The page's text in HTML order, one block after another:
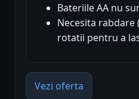
Bateriile AA nu
Necesita rabdare
rotatii pentru a
Vezi oferta